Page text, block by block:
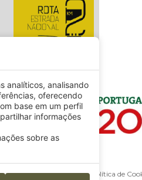
1508 Aviso Legal Política de
analíticos, analisando
oferecendo
base em um perfil
informações
sobre as